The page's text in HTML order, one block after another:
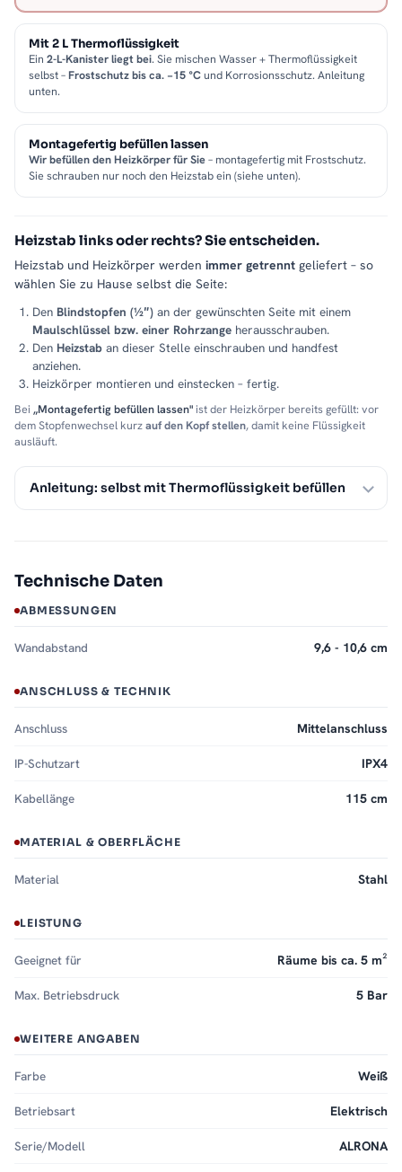
Mit 2 L Thermoflüssigkeit
Ein 2-L-Kanister liegt bei. Sie mischen Wasser + Thermoflüssigkeit
selbst –Frostschutz bis ca. −15 °Cund Korrosionsschutz. Anleitung
unten.
Montagefertig befüllen lassen
Wir befüllen den Heizkörper für Sie– montagefertig mit Frostschutz.
Sie schrauben nur noch den Heizstab ein (siehe unten).
Heizstab links oder rechts? Sie entscheiden.
Heizstab und Heizkörper werden immer getrennt geliefert – so
wählen Sie zu Hause selbst die Seite:
Den Blindstopfen (½″) an der gewünschten Seite mit einem
Maulschlüssel bzw. einer Rohrzange herausschrauben.
Den Heizstab an dieser Stelle einschrauben und handfest
anziehen.
Heizkörper montieren und einstecken – fertig.
Bei „Montagefertig befüllen lassen"ist der Heizkörper bereits gefüllt: vor
dem Stopfenwechsel kurzauf den Kopf stellen, damit keine Flüssigkeit
ausläuft.
Anleitung: selbst mit Thermoflüssigkeit befüllen
Technische Daten
ABMESSUNGEN
Wandabstand 9,6 - 10,6 cm
ANSCHLUSS & TECHNIK
Anschluss Mittelanschluss
IP-Schutzart IPX4
Kabellänge 115 cm
MATERIAL & OBERFLÄCHE
Material Stahl
LEISTUNG
Geeignet für Räume bis ca. 5 m²
Max. Betriebsdruck 5 Bar
WEITERE ANGABEN
Farbe Weiß
Betriebsart Elektrisch
Serie/Modell ALRONA